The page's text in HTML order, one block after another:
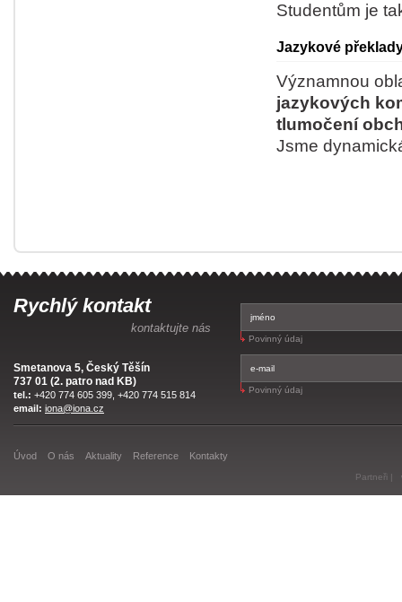
Studentům je
Jazykové
Významnou
jazykových
tlumočení
Jsme
Rychlý kontakt
kontaktujte nás
Smetanova 5, Český Těšín
737 01 (2. patro nad KB)
tel.: +420 774 605 399, +420 774 515 814
email: iona@iona.cz
Povinný údaj
Povinný údaj
Úvod O nás Aktuality Reference Kontakty
Partneři |